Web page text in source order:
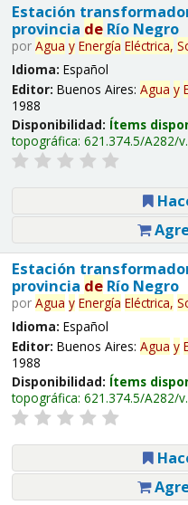
Estación
provincia deRío Negro
por Agua y Energía Eléctrica,
Idioma: Español
Editor: Buenos Aires: Agua y
1988
Disponibilidad: Ítems
topográfica: 621.374.5/A282/
Estación
provincia deRío Negro
por Agua y Energía Eléctrica,
Idioma: Español
Editor: Buenos Aires: Agua y
1988
Disponibilidad: Ítems
topográfica: 621.374.5/A282/